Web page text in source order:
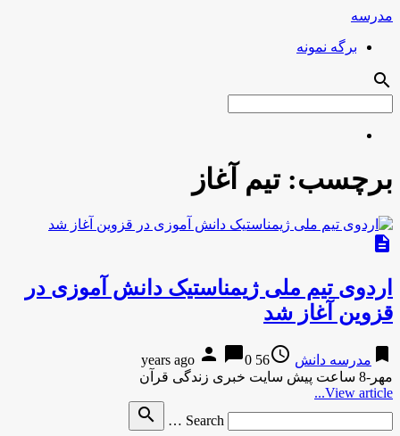
مدرسه
برگه نمونه
search
برچسب:تیم آغاز
description
اردوی تیم ملی ژیمناستیک دانش آموزی در
قزوین آغاز شد
bookmark مدرسه دانش access_time
56 years ago
person chat_bubble0
مهر-8 ساعت پیش سایت خبری زندگی قرآن
View article...
Search …
search